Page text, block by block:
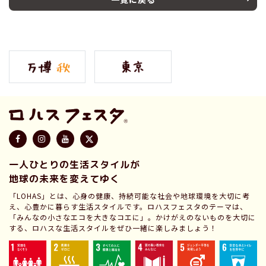
一人ひとりの生活スタイルが
地球の未来を変えてゆく
「LOHAS」とは、心身の健康、持続可能な社会や地球環境を大切に考
え、心豊かに暮らす生活スタイルです。ロハスフェスタのテーマは、
「みんなの小さなエコを大きなコエに」。かけがえのないものを大切に
する、ロハスな生活スタイルをぜひ一緒に楽しみましょう！